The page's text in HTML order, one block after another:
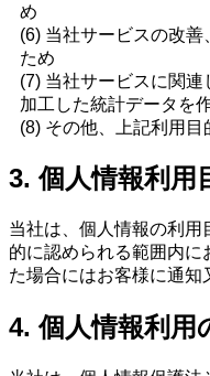
め
(6) 当社サービスの改
ため
(7) 当社サービスに関
加工した統計データを
(8) その他、上記利用
3. 個人情報利用
当社は、個人情報の利用
的に認められる範囲内に
た場合にはお客様に通知
4. 個人情報利用